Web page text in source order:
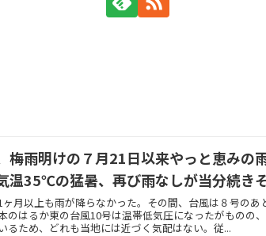
梅雨明けの７月21日以来やっと恵みの
温35℃の猛暑、再び雨なしが当分続きそ
ヶ月以上も雨が降らなかった。その間、台風は８号の
のはるか東の台風10号は温帯低気圧になったがものの
るため、どれも当地には近づく気配はない。従...